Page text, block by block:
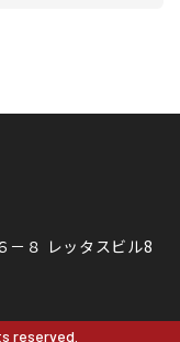
８ レッタスビル8
reserved.